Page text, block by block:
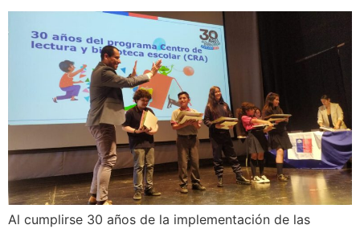
Al cumplirse 30 años de la implementación de las